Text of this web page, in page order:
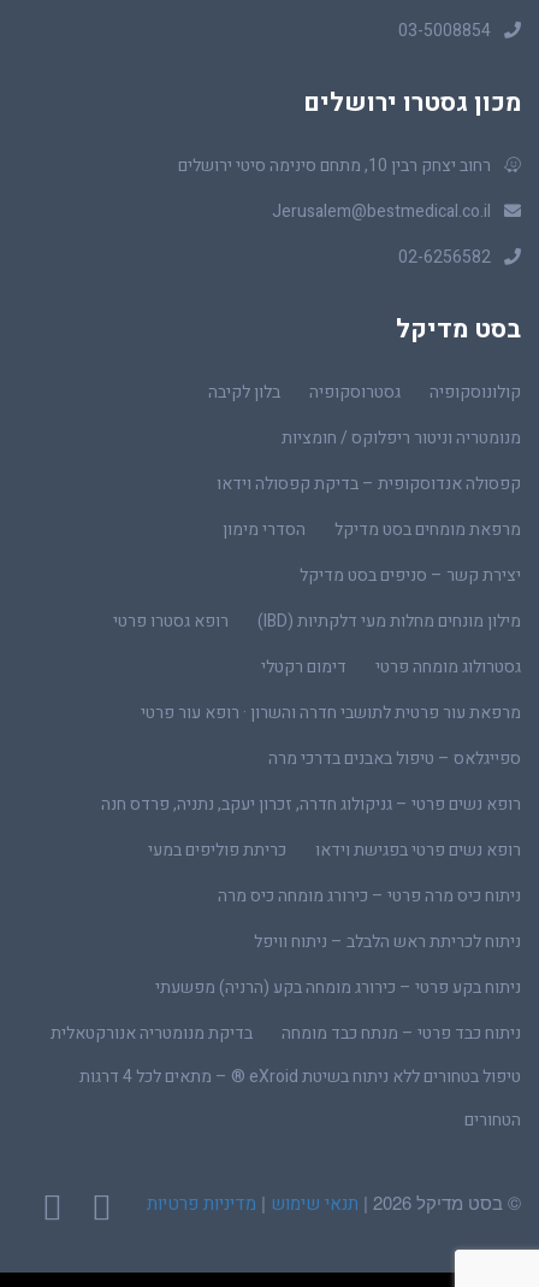
03-5008854
מכון גסטרו ירושלים
רחוב יצחק רבין 10, מתחם סינימה סיטי ירושלים
Jerusalem@bestmedical.co.il
02-6256582
בסט מדיקל
קולונוסקופיה גסטרוסקופיה
בלון לקיבה
מנומטריה וניטור ריפלוקס / חומציות
קפסולה אנדוסקופית – בדיקת קפסולה וידאו
מרפאת מומחים בסט מדיקל
הסדרי מימון
יצירת קשר – סניפים בסט מדיקל
מילון מונחים מחלות מעי דלקתיות (IBD)
רופא גסטרו פרטי
גסטרולוג מומחה פרטי
דימום רקטלי
מרפאת עור פרטית לתושבי חדרה והשרון · רופא עור פרטי
ספייגלאס – טיפול באבנים בדרכי מרה
רופא נשים פרטי – גניקולוג חדרה, זכרון יעקב, נתניה, פרדס חנה
רופא נשים פרטי בפגישת וידאו
כריתת פוליפים במעי
ניתוח כיס מרה פרטי – כירורג מומחה כיס מרה
ניתוח לכריתת ראש הלבלב – ניתוח וויפל
ניתוח בקע פרטי – כירורג מומחה בקע (הרניה) מפשעתי
ניתוח כבד פרטי – מנתח כבד מומחה
בדיקת מנומטריה אנורקטאלית
טיפול בטחורים ללא ניתוח בשיטת eXroid ® – מתאים לכל 4 דרגות
הטחורים
© בסט מדיקל 2026 | תנאי שימוש | מדיניות פרטיות